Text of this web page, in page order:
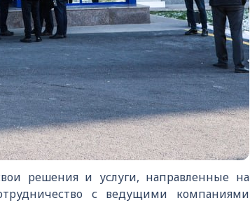
решения и услуги, направленные на
с ведущими компаниями